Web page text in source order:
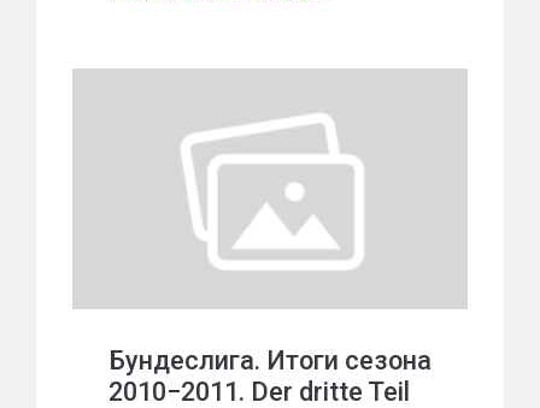
Бундеслига. Итоги сезона
2010−2011. Der dritte Teil